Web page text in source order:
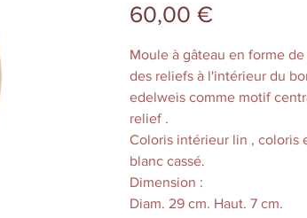
60,00 €Prix
Moule à gâteau en forme
des reliefs à l'intérieur du
edelweis comme motif
relief .
Coloris intérieur lin , coloris
blanc cassé.
Dimension :
Diam. 29 cm. Haut. 7 cm.